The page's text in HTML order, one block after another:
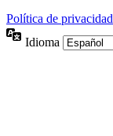
Política de privacidad
Idioma